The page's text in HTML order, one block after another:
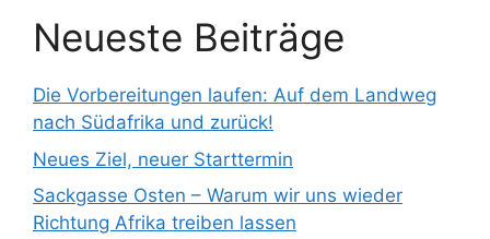
Neueste Beiträge
Die Vorbereitungen laufen: Auf dem Landweg
nach Südafrika und zurück!
Neues Ziel, neuer Starttermin
Sackgasse Osten – Warum wir uns wieder
Richtung Afrika treiben lassen